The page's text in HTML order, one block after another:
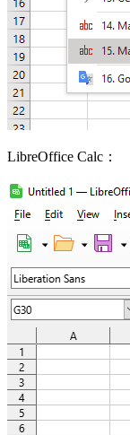
LibreOffice Calc：